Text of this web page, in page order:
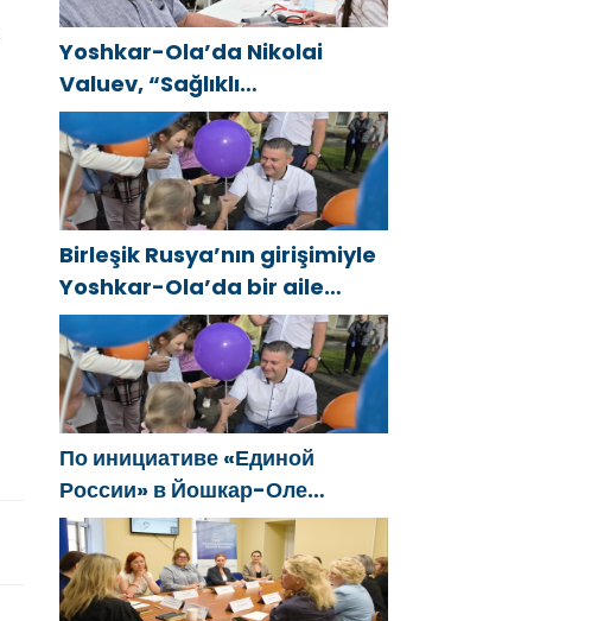
Yoshkar-Ola’da Nikolai
Valuev, “Sağlıklı
Cumhuriyet” projesiyle
tanıştı
Birleşik Rusya’nın girişimiyle
Yoshkar-Ola’da bir aile
festivali düzenlendi
По инициативе «Единой
России» в Йошкар-Оле
состоялся семейный
фестиваль